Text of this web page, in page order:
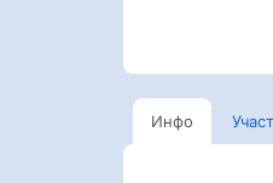
Инфо